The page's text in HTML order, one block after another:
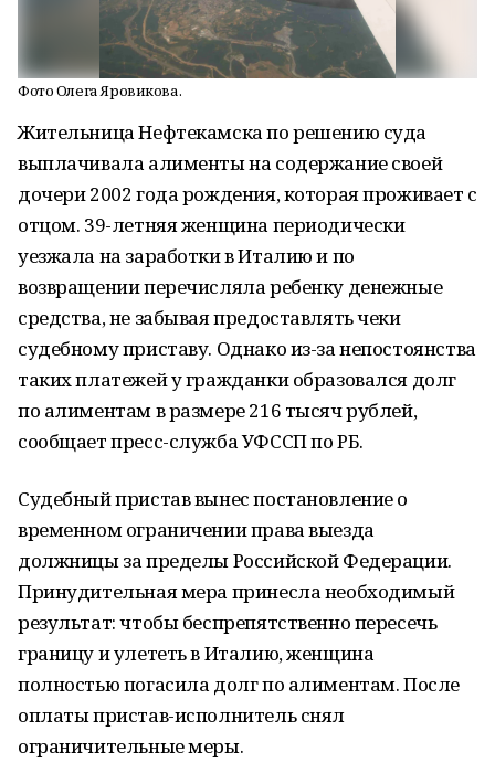
Фото Олега Яровикова.
Жительница Нефтекамска по решению суда
выплачивала алименты на содержание своей
дочери 2002 года рождения, которая проживает с
отцом. 39-летняя женщина периодически
уезжала на заработки в Италию и по
возвращении перечисляла ребенку денежные
средства, не забывая предоставлять чеки
судебному приставу. Однако из-за непостоянства
таких платежей у гражданки образовался долг
по алиментам в размере 216 тысяч рублей,
сообщает пресс-служба УФССП по РБ.
Судебный пристав вынес постановление о
временном ограничении права выезда
должницы за пределы Российской Федерации.
Принудительная мера принесла необходимый
результат: чтобы беспрепятственно пересечь
границу и улететь в Италию, женщина
полностью погасила долг по алиментам. После
оплаты пристав-исполнитель снял
ограничительные меры.